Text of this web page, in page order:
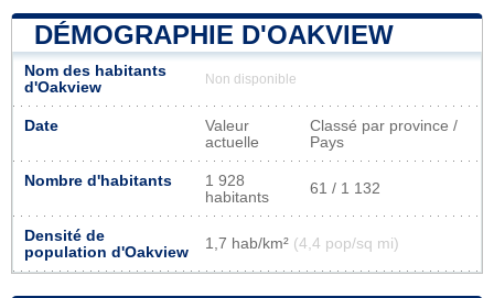
DÉMOGRAPHIE D'OAKVIEW
Nom des habitants
d'Oakview
Non disponible
Date
Valeur
actuelle
Classé par province /
Pays
Nombre d'habitants
1 928
habitants
61 / 1 132
Densité de
population d'Oakview
1,7 hab/km² (4,4 pop/sq mi)